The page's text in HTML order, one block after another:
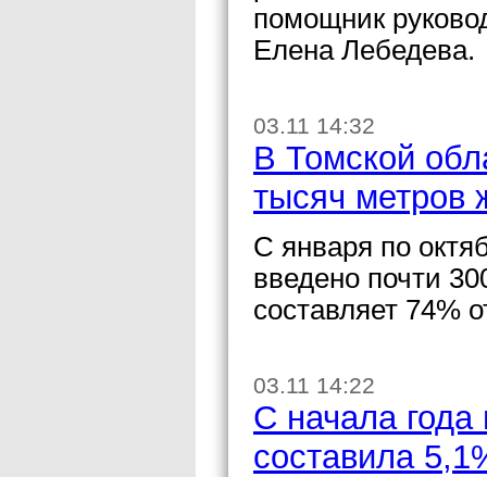
помощник
Елена Лебедева.
03.11 14:32
В Томской
тысяч метров
С января по
введено почти
составляет 74%
03.11 14:22
С начала
составила